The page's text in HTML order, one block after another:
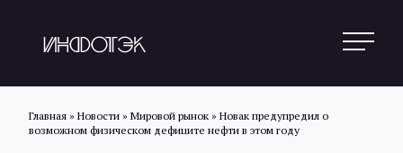
Главная » Новости » Мировой рынок » Новак предупредил о
возможном физическом дефиците нефти в этом году